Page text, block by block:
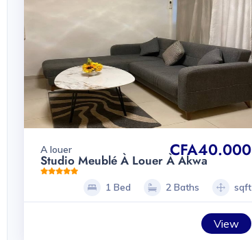
A louer CFA40.000
Studio Meublé À Louer À Akwa
1 Bed 2 Baths sqft
View